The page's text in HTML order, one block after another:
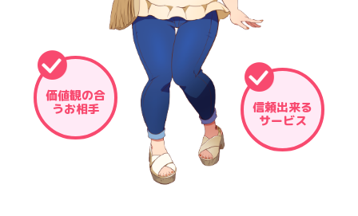
価値観の合
うお相手
信頼出来る
サービス